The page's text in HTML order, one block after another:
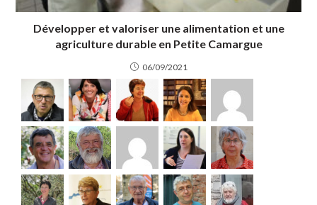
Développer et valoriser une alimentation et une
agriculture durable en Petite Camargue
06/09/2021